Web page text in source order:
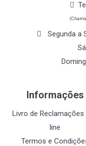
Segunda a
Informações
Livro de Reclamações
line
Termos e